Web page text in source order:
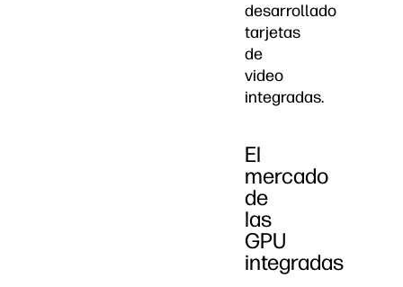
desarrollado
tarjetas
de
video
integradas.
El
mercado
de
las
GPU
integradas